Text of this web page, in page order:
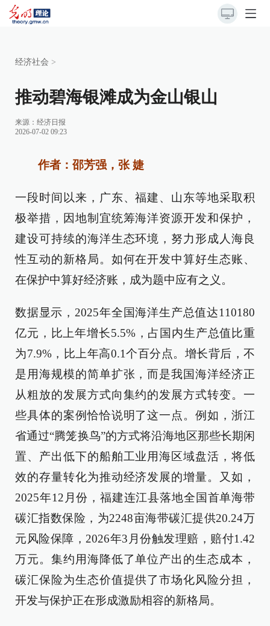
经济社会 >
推动碧海银滩成为金山银山
来源： 经济日报
2026-07-02 09:23
作者：邵芳强，张 婕
一段时间以来，广东、福建、山东等地采取积
极举措，因地制宜统筹海洋资源开发和保护，
建设可持续的海洋生态环境，努力形成人海良
性互动的新格局。如何在开发中算好生态账、
在保护中算好经济账，成为题中应有之义。
数据显示，2025年全国海洋生产总值达110180
亿元，比上年增长5.5%，占国内生产总值比重
为7.9%，比上年高0.1个百分点。增长背后，不
是用海规模的简单扩张，而是我国海洋经济正
从粗放的发展方式向集约的发展方式转变。一
些具体的案例恰恰说明了这一点。例如，浙江
省通过“腾笼换鸟”的方式将沿海地区那些长期闲
置、产出低下的船舶工业用海区域盘活，将低
效的存量转化为推动经济发展的增量。又如，
2025年12月份，福建连江县落地全国首单海带
碳汇指数保险，为2248亩海带碳汇提供20.24万
元风险保障，2026年3月份触发理赔，赔付1.42
万元。集约用海降低了单位产出的生态成本，
碳汇保险为生态价值提供了市场化风险分担，
开发与保护正在形成激励相容的新格局。